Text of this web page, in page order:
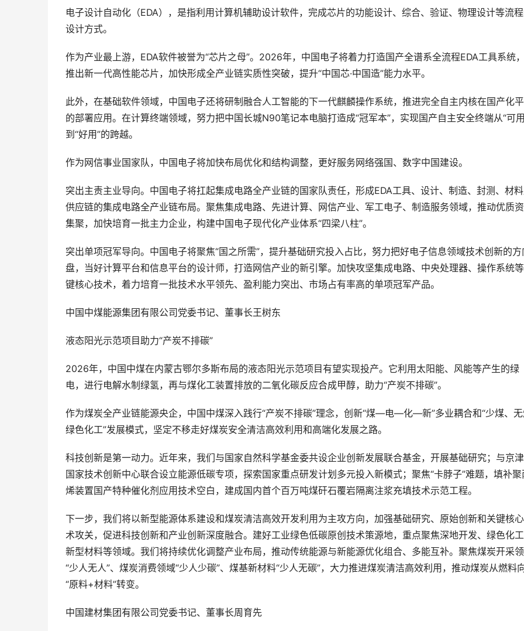
电子设计自动化（EDA），是指利用计算机辅助设计软件，完成芯片的功能设计、综合、验证、物理设计等流
设计方式。
作为产业最上游，EDA软件被誉为“芯片之母”。2026年，中国电子将着力打造国产全谱系全流程EDA工具系统，
推出新一代高性能芯片，加快形成全产业链实质性突破，提升“中国芯·中国造”能力水平。
此外，在基础软件领域，中国电子还将研制融合人工智能的下一代麒麟操作系统，推进完全自主内核在国产化
的部署应用。在计算终端领域，努力把中国长城N90笔记本电脑打造成“冠军本”，实现国产自主安全终端从“可
到“好用”的跨越。
作为网信事业国家队，中国电子将加快布局优化和结构调整，更好服务网络强国、数字中国建设。
突出主责主业导向。中国电子将扛起集成电路全产业链的国家队责任，形成EDA工具、设计、制造、封测、材
供应链的集成电路全产业链布局。聚焦集成电路、先进计算、网信产业、军工电子、制造服务领域，推动优质
集聚，加快培育一批主力企业，构建中国电子现代化产业体系“四梁八柱”。
突出单项冠军导向。中国电子将聚焦“国之所需”，提升基础研究投入占比，努力把好电子信息领域技术创新的方
盘，当好计算平台和信息平台的设计师，打造网信产业的新引擎。加快攻坚集成电路、中央处理器、操作系统
键核心技术，着力培育一批技术水平领先、盈利能力突出、市场占有率高的单项冠军产品。
中国中煤能源集团有限公司党委书记、董事长王树东
液态阳光示范项目助力“产炭不排碳”
2026年，中国中煤在内蒙古鄂尔多斯布局的液态阳光示范项目有望实现投产。它利用太阳能、风能等产生的绿
电，进行电解水制绿氢，再与煤化工装置排放的二氧化碳反应合成甲醇，助力“产炭不排碳”。
作为煤炭全产业链能源央企，中国中煤深入践行“产炭不排碳”理念，创新“煤—电—化—新”多业耦合和“少煤、
绿色化工”发展模式，坚定不移走好煤炭安全清洁高效利用和高端化发展之路。
科技创新是第一动力。近年来，我们与国家自然科学基金委共设企业创新发展联合基金，开展基础研究；与京
国家技术创新中心联合设立能源低碳专项，探索国家重点研发计划多元投入新模式；聚焦“卡脖子”难题，填补聚
烯装置国产特种催化剂应用技术空白，建成国内首个百万吨煤矸石覆岩隔离注浆充填技术示范工程。
下一步，我们将以新型能源体系建设和煤炭清洁高效开发利用为主攻方向，加强基础研究、原始创新和关键核
术攻关，促进科技创新和产业创新深度融合。建好工业绿色低碳原创技术策源地，重点聚焦深地开发、绿色化工
新型材料等领域。我们将持续优化调整产业布局，推动传统能源与新能源优化组合、多能互补。聚焦煤炭开采
“少人无人”、煤炭消费领域“少人少碳”、煤基新材料“少人无碳”，大力推进煤炭清洁高效利用，推动煤炭从燃料
“原料+材料”转变。
中国建材集团有限公司党委书记、董事长周育先